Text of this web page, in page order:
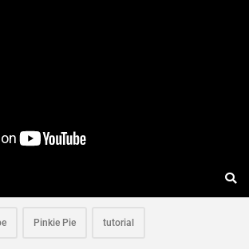
Pinkie Pie tutorial